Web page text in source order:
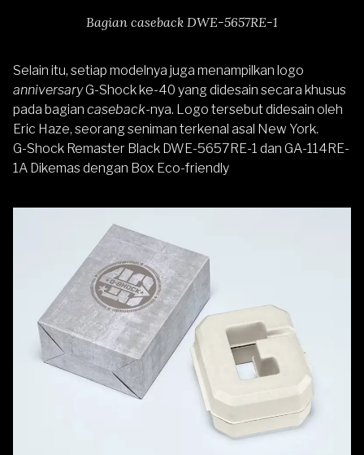
Bagian caseback DWE-5657RE-1
Selain itu, setiap modelnya juga menampilkan logo
anniversaryG-Shock ke-40 yang didesain secara khusus
pada bagian caseback-nya. Logo tersebut didesain oleh
Eric Haze, seorang seniman terkenal asal New York.
G-Shock Remaster Black DWE-5657RE-1 dan GA-114RE-
1A Dikemas dengan Box Eco-friendly